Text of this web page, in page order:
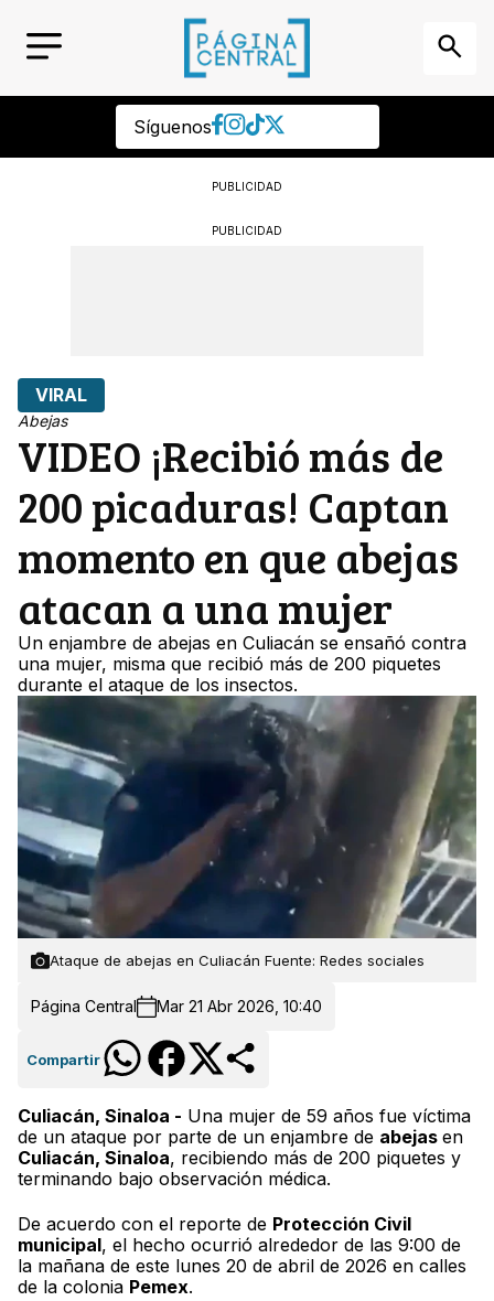
Síguenos
PUBLICIDAD
PUBLICIDAD
VIRAL
Abejas
VIDEO ¡Recibió más de
200 picaduras! Captan
momento en que abejas
atacan a una mujer
Un enjambre de abejas en Culiacán se ensañó contra
una mujer, misma que recibió más de 200 piquetes
durante el ataque de los insectos.
Ataque de abejas en Culiacán Fuente: Redes sociales
Página Central Mar 21 Abr 2026, 10:40
Compartir
Culiacán, Sinaloa - Una mujer de 59 años fue víctima
de un ataque por parte de un enjambre de abejas en
Culiacán, Sinaloa, recibiendo más de 200 piquetes y
terminando bajo observación médica.
De acuerdo con el reporte de Protección Civil
municipal, el hecho ocurrió alrededor de las 9:00 de
la mañana de este lunes 20 de abril de 2026 en calles
de la colonia Pemex.